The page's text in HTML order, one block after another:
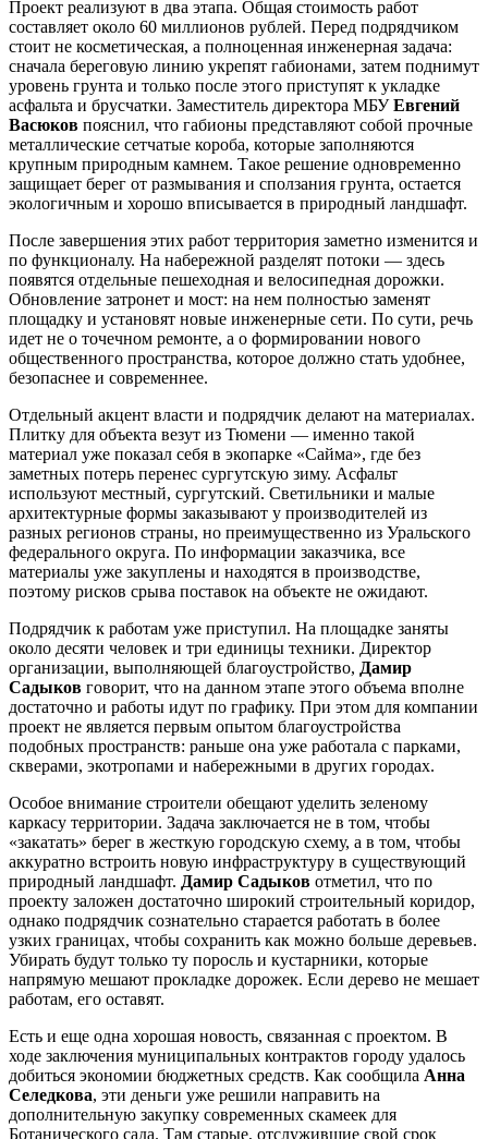
Проект реализуют в два этапа. Общая стоимость работ
составляет около 60 миллионов рублей. Перед подрядчиком
стоит не косметическая, а полноценная инженерная задача:
сначала береговую линию укрепят габионами, затем поднимут
уровень грунта и только после этого приступят к укладке
асфальта и брусчатки. Заместитель директора МБУЕвгений
Васюков пояснил, что габионы представляют собой прочные
металлические сетчатые короба, которые заполняются
крупным природным камнем. Такое решение одновременно
защищает берег от размывания и сползания грунта, остается
экологичным и хорошо вписывается в природный ландшафт.
После завершения этих работ территория заметно изменится и
по функционалу. На набережной разделят потоки — здесь
появятся отдельные пешеходная и велосипедная дорожки.
Обновление затронет и мост: на нем полностью заменят
площадку и установят новые инженерные сети. По сути, речь
идет не о точечном ремонте, а о формировании нового
общественного пространства, которое должно стать удобнее,
безопаснее и современнее.
Отдельный акцент власти и подрядчик делают на материалах.
Плитку для объекта везут из Тюмени — именно такой
материал уже показал себя в экопарке «Сайма», где без
заметных потерь перенес сургутскую зиму. Асфальт
используют местный, сургутский. Светильники и малые
архитектурные формы заказывают у производителей из
разных регионов страны, но преимущественно из Уральского
федерального округа. По информации заказчика, все
материалы уже закуплены и находятся в производстве,
поэтому рисков срыва поставок на объекте не ожидают.
Подрядчик к работам уже приступил. На площадке заняты
около десяти человек и три единицы техники. Директор
организации, выполняющей благоустройство, Дамир
Садыков говорит, что на данном этапе этого объема вполне
достаточно и работы идут по графику. При этом для компании
проект не является первым опытом благоустройства
подобных пространств: раньше она уже работала с парками,
скверами, экотропами и набережными в других городах.
Особое внимание строители обещают уделить зеленому
каркасу территории. Задача заключается не в том, чтобы
«закатать» берег в жесткую городскую схему, а в том, чтобы
аккуратно встроить новую инфраструктуру в существующий
природный ландшафт. Дамир Садыков отметил, что по
проекту заложен достаточно широкий строительный коридор,
однако подрядчик сознательно старается работать в более
узких границах, чтобы сохранить как можно больше деревьев.
Убирать будут только ту поросль и кустарники, которые
напрямую мешают прокладке дорожек. Если дерево не мешает
работам, его оставят.
Есть и еще одна хорошая новость, связанная с проектом. В
ходе заключения муниципальных контрактов городу удалось
добиться экономии бюджетных средств. Как сообщила Анна
Селедкова, эти деньги уже решили направить на
дополнительную закупку современных скамеек для
Ботанического сада. Там старые, отслужившие свой срок